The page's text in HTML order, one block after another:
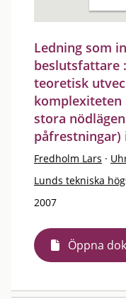
Ledning som
beslutsfattare
teoretisk
komplexiteten
stora
påfrestningar)
Fredholm Lars ·
Lunds tekniska
2007
Öppna